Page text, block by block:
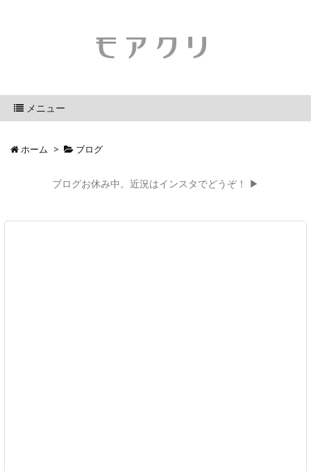
モアクリ
メニュー
ホーム > ブログ
ブログお休み中。近況はインスタでどうぞ！ ▶